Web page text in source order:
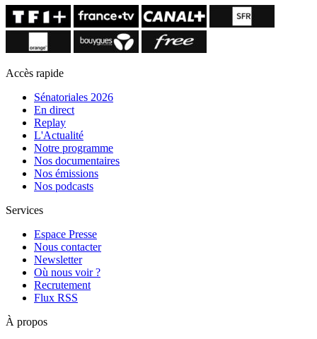
Accès rapide
Sénatoriales 2026
En direct
Replay
L'Actualité
Notre programme
Nos documentaires
Nos émissions
Nos podcasts
Services
Espace Presse
Nous contacter
Newsletter
Où nous voir ?
Recrutement
Flux RSS
À propos